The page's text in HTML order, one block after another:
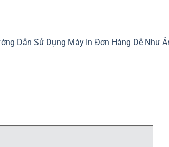
Dẫn Sử Dụng Máy In Đơn Hàng Dễ Như